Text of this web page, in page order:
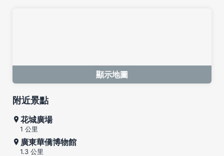
顯示地圖
附近景點
花城廣場
1 公里
廣東華僑博物館
1.3 公里